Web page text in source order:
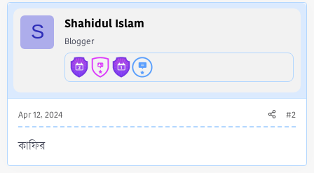
t
i
S Shahidul Islam
Blogger
Apr 12, 2024 #2
কাফির